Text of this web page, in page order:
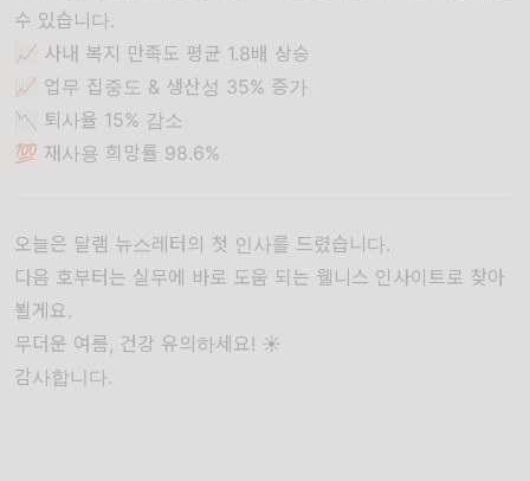
수 있습니다.
📈 사내 복지 만족도 평균 1.8배 상승
📈 업무 집중도 & 생산성 35% 증가
📉 퇴사율 15% 감소
💯 재사용 희망률 98.6%
오늘은 달램 뉴스레터의 첫 인사를 드렸습니다.
다음 호부터는 실무에 바로 도움 되는 웰니스 인사이트로 찾아
뵐게요.
무더운 여름, 건강 유의하세요! ☀️
감사합니다.